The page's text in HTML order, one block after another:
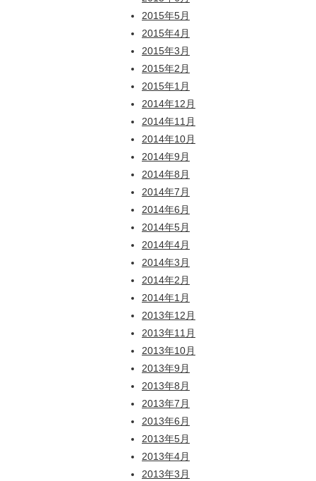
2015年5月
2015年4月
2015年3月
2015年2月
2015年1月
2014年12月
2014年11月
2014年10月
2014年9月
2014年8月
2014年7月
2014年6月
2014年5月
2014年4月
2014年3月
2014年2月
2014年1月
2013年12月
2013年11月
2013年10月
2013年9月
2013年8月
2013年7月
2013年6月
2013年5月
2013年4月
2013年3月